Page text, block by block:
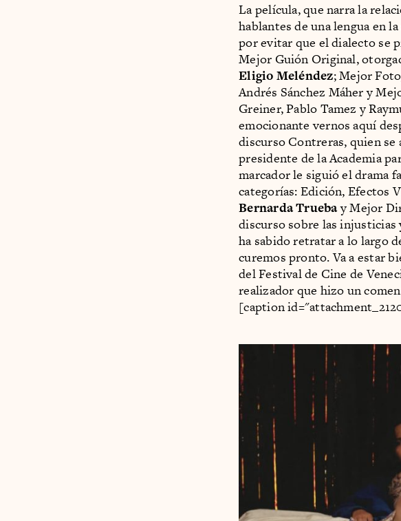
La película, que narra la
hablantes de una lengua en
por evitar que el dialecto se
Mejor Guión Original,
Eligio Meléndez; Mejor
Andrés Sánchez Máher y
Greiner, Pablo Tamez y
emocionante vernos aquí
discurso Contreras, quien se
presidente de la Academia
marcador le siguió el drama
categorías: Edición, Efectos
Bernarda Truebay Mejor
discurso sobre las injusticias
ha sabido retratar a lo largo
curemos pronto. Va a estar
del Festival de Cine de
realizador que hizo un
[caption